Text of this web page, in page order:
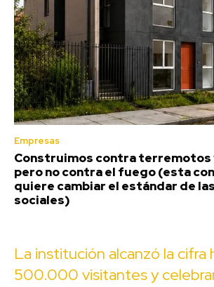
Empresas
Construimos contra terremotos
pero no contra el fuego (esta
quiere cambiar el estándar de
sociales)
La institución alcanzó la cifra
500.000 visitantes y